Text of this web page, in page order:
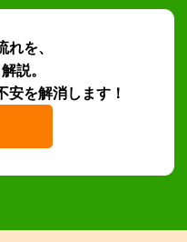
を、
説。
安を解消します！